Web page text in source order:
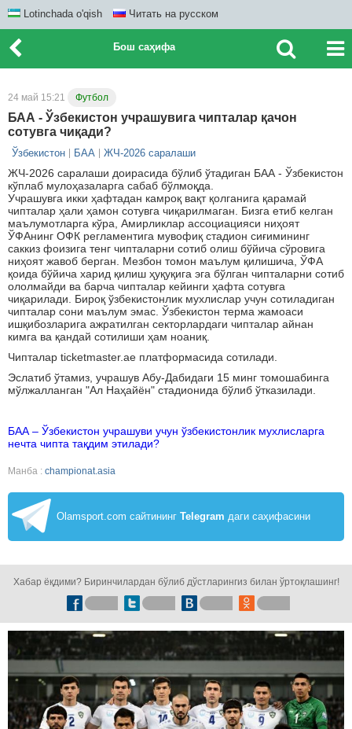
Lotinchada o'qish Читать на русском
Бош саҳифа
24 май 15:21 Футбол
БАА - Ўзбекистон учрашувига чипталар қачон
сотувга чиқади?
Ўзбекистон БАА ЖЧ-2026 саралаши
ЖЧ-2026 саралаши доирасида бўлиб ўтадиган БАА - Ўзбекистон
кўплаб мулоҳазаларга сабаб бўлмоқда.
Учрашувга икки ҳафтадан камроқ вақт қолганига қарамай
чипталар ҳали ҳамон сотувга чиқарилмаган. Бизга етиб келган
маълумотларга кўра, Амирликлар ассоциацияси ниҳоят
ЎФАнинг ОФК регламентига мувофиқ стадион сиғимининг
саккиз фоизига тенг чипталарни сотиб олиш бўйича сўровига
ниҳоят жавоб берган. Мезбон томон маълум қилишича, ЎФА
қоида бўйича харид қилиш ҳуқуқига эга бўлган чипталарни сотиб
ололмайди ва барча чипталар кейинги ҳафта сотувга
чиқарилади. Бироқ ўзбекистонлик мухлислар учун сотиладиган
чипталар сони маълум эмас. Ўзбекистон терма жамоаси
ишқибозларига ажратилган секторлардаги чипталар айнан
кимга ва қандай сотилиши ҳам ноаниқ.
Чипталар ticketmaster.ae платформасида сотилади.
Эслатиб ўтамиз, учрашув Абу-Дабидаги 15 минг томошабинга
мўлжалланган "Ал Наҳайён" стадионида бўлиб ўтказилади.
БАА – Ўзбекистон учрашуви учун ўзбекистонлик мухлисларга
нечта чипта тақдим этилади?
Манба : championat.asia
Olamsport.com сайтининг Telegram даги саҳифасини
Хабар ёқдими? Биринчилардан бўлиб дўстларингиз билан ўртоқлашинг!